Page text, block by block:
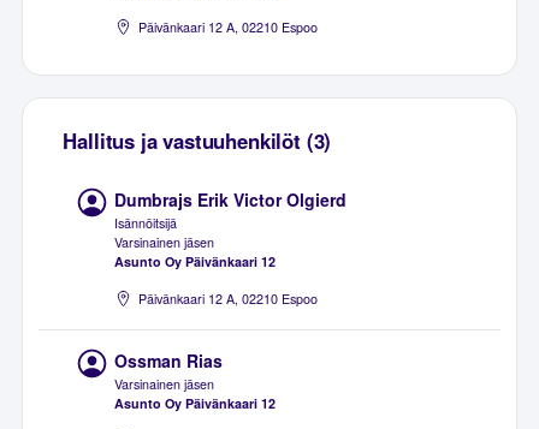
Päivänkaari 12 A, 02210 Espoo
Hallitus ja vastuuhenkilöt (3)
Dumbrajs Erik Victor Olgierd
Isännöitsijä
Varsinainen jäsen
Asunto Oy Päivänkaari 12
Päivänkaari 12 A, 02210 Espoo
Ossman Rias
Varsinainen jäsen
Asunto Oy Päivänkaari 12